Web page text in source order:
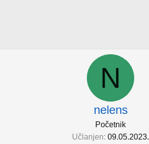
N
nelens
Početnik
Učlanjen 09.05.2023.